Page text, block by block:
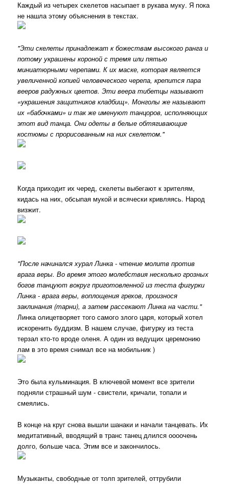
Каждый из четырех скелетов насыпает в рукава муку. Я пока
не нашла этому объяснения в текстах.
"Эти скелеты принадлежат к божествам высокого ранга и
потому украшены короной с тремя или пятью
миниатюрными черепами. К их маске, которая является
увеличенной копией человеческого черепа, крепится пара
вееров радужных цветов. Эти веера тибетцы называют
«украшения защитников кладбищ». Монголы же называют
их «бабочками» и так же именуют танцоров, исполняющих
этот вид танца. Они одеты в белые обтягивающие
костюмы с прорисованным на них скелетом."
Когда приходит их черед, скелеты выбегают к зрителям,
кидась на них, обсыпая мукой и всячески кривляясь. Народ
визжит.
"После начинался хурал Линка - чтение молитв против
врага веры. Во время этого молебствия несколько грозных
богов танцуют вокруг приготовленной из теста фигурки
Линка - врага веры, воплощения грехов, произнося
заклинания (тарни), а затем рассекают Линка на части."
Линка олицетворяет того самого злого царя, который хотел
искоренить буддизм. В нашем случае, фигурку из теста
терзал кто-то вроде оленя. А один из ведущих церемонию
лам в это время снимал все на мобильник )
Это была кульминация. В ключевой момент все зрители
подняли страшный шум - свистели, кричали, топали и
смеялись.
В конце на круг снова вышли шанаки и начали танцевать. Их
медитативный, вводящий в транс танец длился оооочень
долго, больше часа. Этим все и закончилось.
Музыканты, свободные от толп зрителей, оттрубили